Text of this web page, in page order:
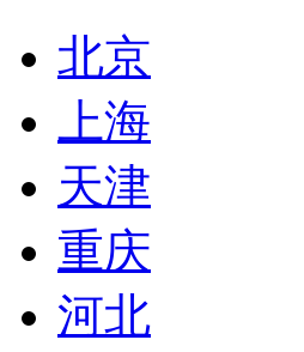
北京
上海
天津
重庆
河北